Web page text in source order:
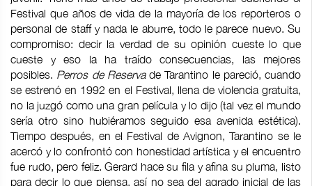
Festival que años de vida de la mayoría de los reporteros o
personal de staff y nada le aburre, todo le parece nuevo. Su
compromiso: decir la verdad de su opinión cueste lo que
cueste y eso la ha traído consecuencias, las mejores
posibles. Perros de Reservade Tarantino le pareció, cuando
se estrenó en 1992 en el Festival, llena de violencia gratuita,
no la juzgó como una gran película y lo dijo (tal vez el mundo
sería otro sino hubiéramos seguido esa avenida estética).
Tiempo después, en el Festival de Avignon, Tarantino se le
acercó y lo confrontó con honestidad artística y el encuentro
fue rudo, pero feliz. Gerard hace su fila y afina su pluma, listo
para decir lo que piensa, así no sea del agrado inicial de las